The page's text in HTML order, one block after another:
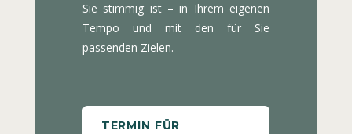
Sie stimmig ist – in Ihrem eigenen
Tempo und mit den für Sie
passenden Zielen.
TERMIN FÜR